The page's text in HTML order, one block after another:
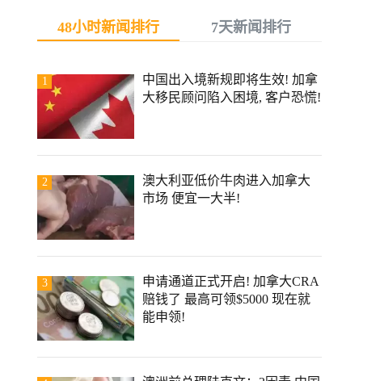
48小时新闻排行 7天新闻排行
1
中国出入境新规即将生效! 加拿
大移民顾问陷入困境, 客户恐慌!
2
澳大利亚低价牛肉进入加拿大
市场 便宜一大半!
3
申请通道正式开启! 加拿大CRA
赔钱了 最高可领$5000 现在就
能申领!